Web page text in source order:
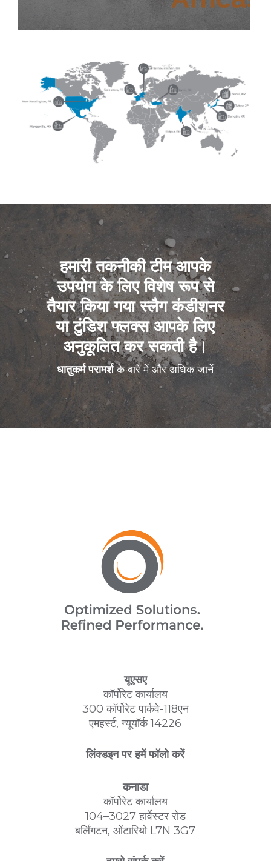
हमारी तकनीकी टीम आपके
उपयोग के लिए विशेष रूप से
तैयार किया गया स्लैग कंडीशनर
या टुंडिश फ्लक्स आपके लिए
अनुकूलित कर सकती है।
धातुकर्म परामर्शके बारे में और अधिक जानें
यूएसए
कॉर्पोरेट कार्यालय
300 कॉर्पोरेट पार्कवे-118एन
एमहर्स्ट, न्यूयॉर्क 14226
लिंक्डइन पर हमें फॉलो करें
कनाडा
कॉर्पोरेट कार्यालय
104–3027 हार्वेस्टर रोड
बर्लिंगटन, ओंटारियो L7N 3G7